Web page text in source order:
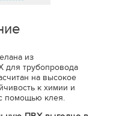
из
для трубопровода
на высокое
к химии и
помощью клея.